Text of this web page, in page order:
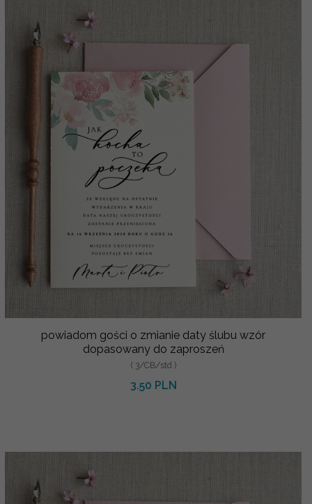
powiadom gości o zmianie daty ślubu wzór
dopasowany do zaproszeń
( 3/CB/std )
3.50 PLN